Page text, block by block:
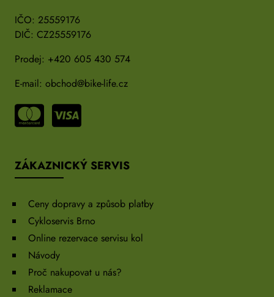
IČO: 25559176
DIČ: CZ25559176
Prodej: +420 605 430 574
E-mail: obchod@bike-life.cz
ZÁKAZNICKÝ SERVIS
Ceny dopravy a způsob platby
Cykloservis Brno
Online rezervace servisu kol
Návody
Proč nakupovat u nás?
Reklamace